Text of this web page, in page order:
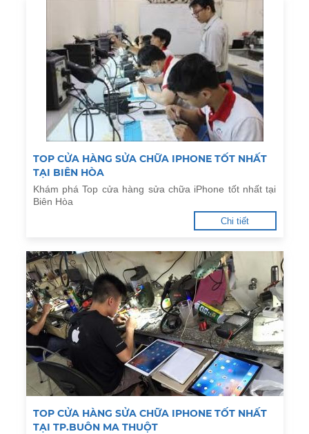
TOP CỬA HÀNG SỬA CHỮA IPHONE TỐT NHẤT
TẠI BIÊN HÒA
Khám phá Top cửa hàng sửa chữa iPhone tốt nhất tại
Biên Hòa
Chi tiết
TOP CỬA HÀNG SỬA CHỮA IPHONE TỐT NHẤT
TẠI TP.BUÔN MA THUỘT